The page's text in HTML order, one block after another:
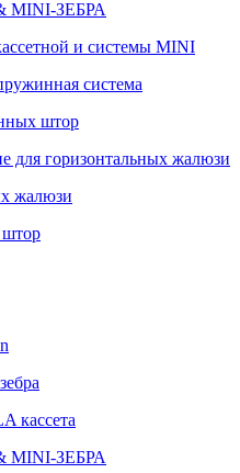
MINI-ЗЕБРА
и системы MINI
система
штор
для горизонтальных жалюзи
жалюзи
кассета
MINI-ЗЕБРА